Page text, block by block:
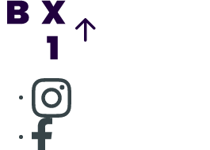
Consulter page Instagram
Consulter page Facebook